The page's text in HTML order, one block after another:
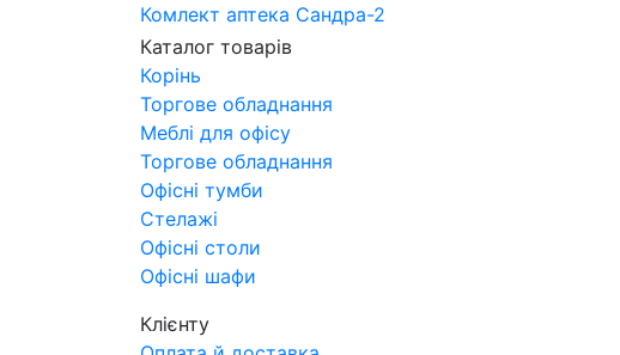
Комлект аптека Сандра-2
557 490 грн
501 741
Виробник
АртМодуль Груп
Загальний розмір
34,1 м2
Призначення
Аптеки
Комлект аптека Сандра-2
Каталог товарів
Корінь
Торгове обладнання
Меблі для офісу
Торгове обладнання
Офісні тумби
Стелажі
Офісні столи
Офісні шафи
Клієнту